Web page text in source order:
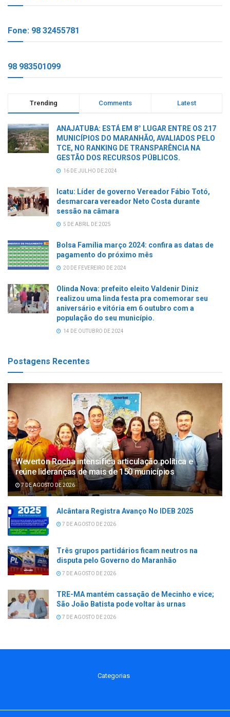
Fone: 98 32455781
98 983501099
Trending Comments Latest
ANAJATUBA: ESTÁ EM 8° LUGAR ENTRE OS 217
MUNICÍPIOS DO MARANHÃO, AVALIADOS PELO
TCE, NO RANKING DE TRANSPARÊNCIA NA
GESTÃO DOS RECURSOS PÚBLICOS.
16 DE JULHO DE 2024
Icatu: Líder de governo Vereador Fábio Totó,
desmarcara vereador Neto Costa durante
sessão na câmara
5 DE ABRIL DE 2025
Bolsa Família março 2024: confira as datas de
pagamento do próximo mês
20 DE FEVEREIRO DE 2024
Olinda Nova: prefeito eleito Valdenir Diniz
realizou uma linda festa pra comemorar seu
aniversário e vitória em 6 outubro com a
população do seu município.
14 DE OUTUBRO DE 2024
Postagens Recentes
Weverton Rocha intensifica articulação política e
reúne lideranças de mais de 150 municípios
7 DE AGOSTO DE 2026
Alcântara Registra Avanço No IDEB 2025
7 DE AGOSTO DE 2026
Três grupos partidários ficam neutros na
disputa pelo Governo do Maranhão
7 DE AGOSTO DE 2026
TRE-MA mantém cassação de Mecinho e vice;
São João Batista pode voltar às urnas
7 DE AGOSTO DE 2026
Categorias